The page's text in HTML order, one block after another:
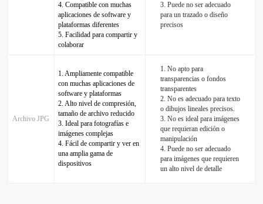
4. Compatible con muchas
aplicaciones de software y
plataformas diferentes
5. Facilidad para compartir y
colaborar
3. Puede no ser adecuado
para un trazado o diseño
precisos
Archivo JPG
1. Ampliamente compatible
con muchas aplicaciones de
software y plataformas
2. Alto nivel de compresión,
tamaño de archivo reducido
3. Ideal para fotografías e
imágenes complejas
4. Fácil de compartir y ver en
una amplia gama de
dispositivos
1. No apto para
transparencias o fondos
transparentes
2. No es adecuado para texto
o dibujos lineales precisos.
3. No es ideal para imágenes
que requieran edición o
manipulación
4. Puede no ser adecuado
para imágenes que requieren
un alto nivel de detalle